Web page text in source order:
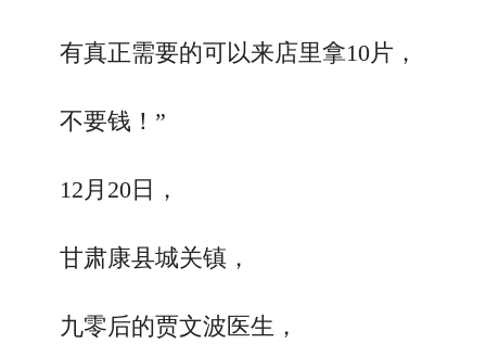
有真正需要的可以来店里拿10片，
不要钱！”
12月20日，
甘肃康县城关镇，
九零后的贾文波医生，